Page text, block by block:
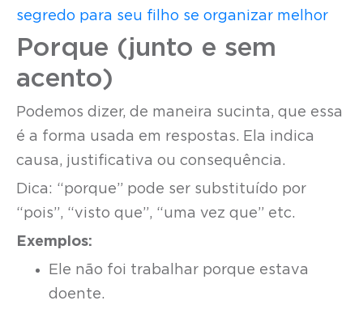
segredo para seu filho se organizar melhor
Porque (junto e sem
acento)
Podemos dizer, de maneira sucinta, que essa
é a forma usada em respostas. Ela indica
causa, justificativa ou consequência.
Dica: “porque” pode ser substituído por
“pois”, “visto que”, “uma vez que” etc.
Exemplos:
Ele não foi trabalhar porque estava
doente.